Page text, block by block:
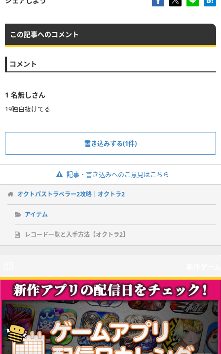
この記事へのコメント
コメント
1 名無しさん
19独白抜けてる
書き込みする(1件)
記事・書き込みへのご意見はこちら
オクトパストラベラー2攻略｜オクトラ2
アイテム
レコード一覧と入手方法【オクトラ2】